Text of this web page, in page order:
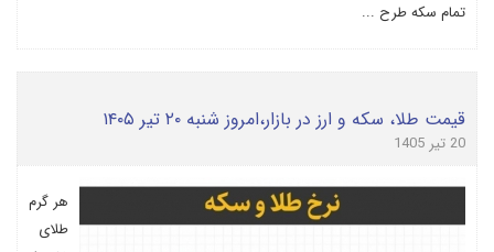
تمام سکه طرح ...
قیمت طلا، سکه و ارز در بازار،امروز شنبه ۲۰ تیر ۱۴۰۵
20 تیر 1405
هر گرم
طلای